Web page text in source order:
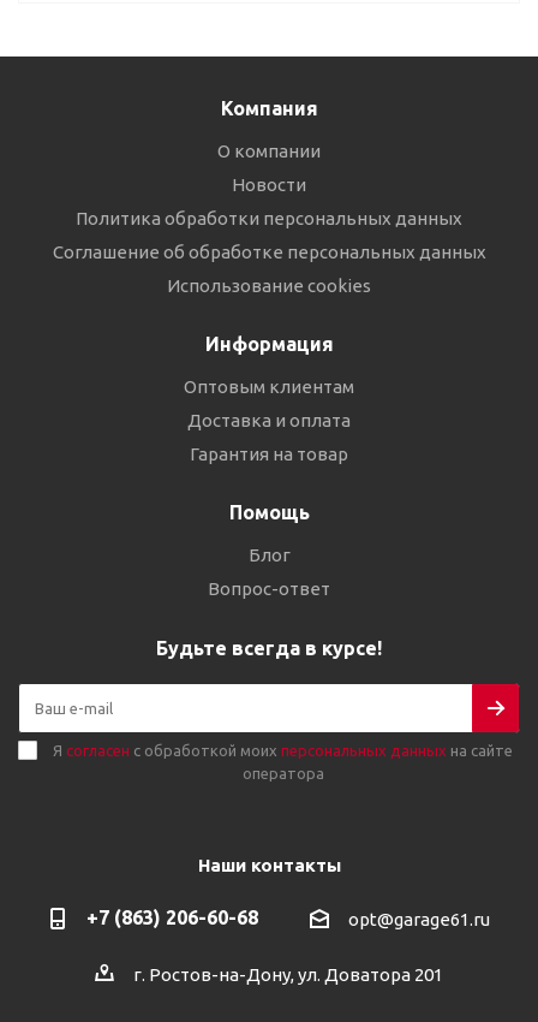
Компания
О компании
Новости
Политика обработки персональных данных
Соглашение об обработке персональных данных
Использование cookies
Информация
Оптовым клиентам
Доставка и оплата
Гарантия на товар
Помощь
Блог
Вопрос-ответ
Будьте всегда в курсе!
Я согласен с обработкой моих персональных данных на сайте
оператора
Наши контакты
+7 (863) 206-60-68 opt@garage61.ru
г. Ростов-на-Дону, ул. Доватора 201